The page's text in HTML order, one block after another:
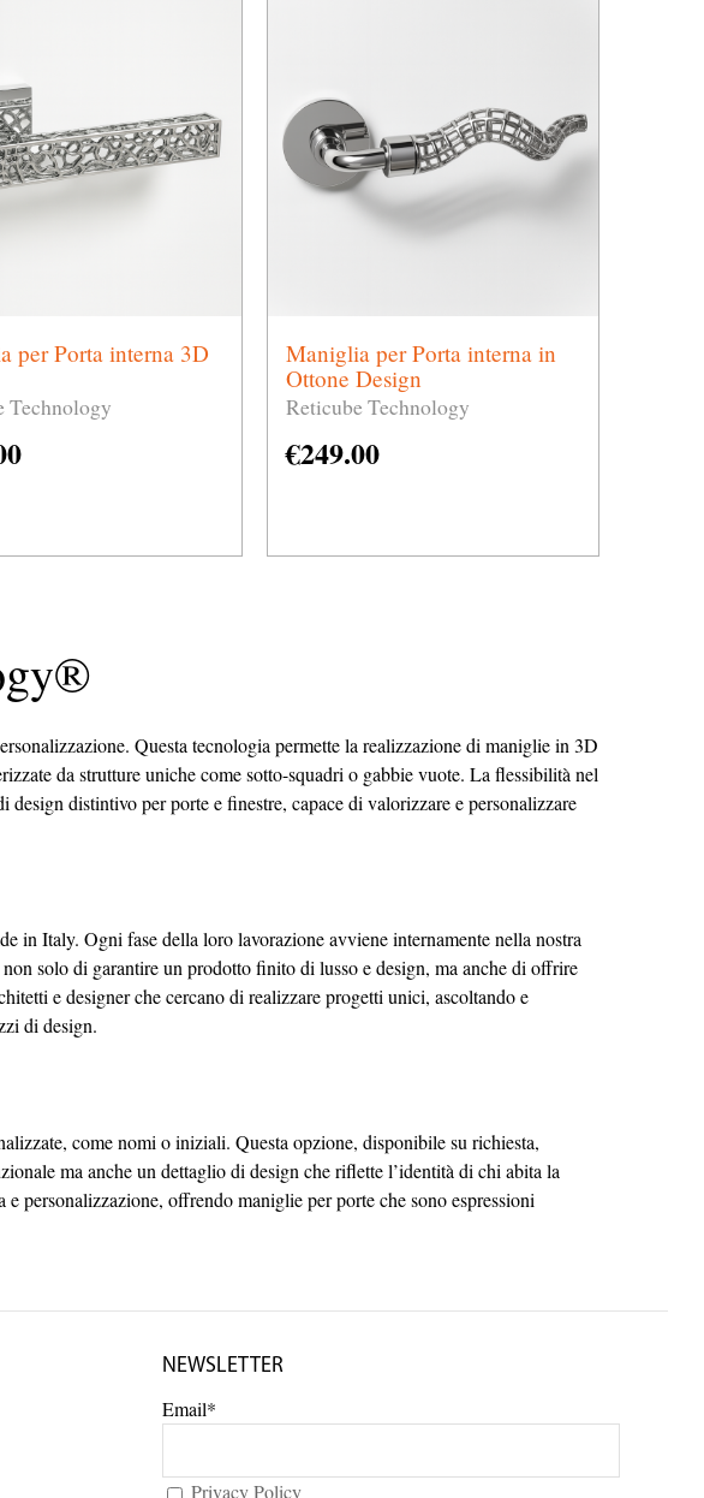
per Porta interna 3D
Technology
Maniglia per Porta interna in
Ottone Design
Reticube Technology
€249.00
Questa tecnologia permette la realizzazione di maniglie in 3D
da strutture uniche come sotto-squadri o gabbie vuote. La flessibilità nel
distintivo per porte e finestre, capace di valorizzare e personalizzare
in Italy. Ogni fase della loro lavorazione avviene internamente nella nostra
solo di garantire un prodotto finito di lusso e design, ma anche di offrire
e designer che cercano di realizzare progetti unici, ascoltando e
di design.
come nomi o iniziali. Questa opzione, disponibile su richiesta,
ma anche un dettaglio di design che riflette l’identità di chi abita la
personalizzazione, offrendo maniglie per porte che sono espressioni
NEWSLETTER
Email*
Privacy Policy